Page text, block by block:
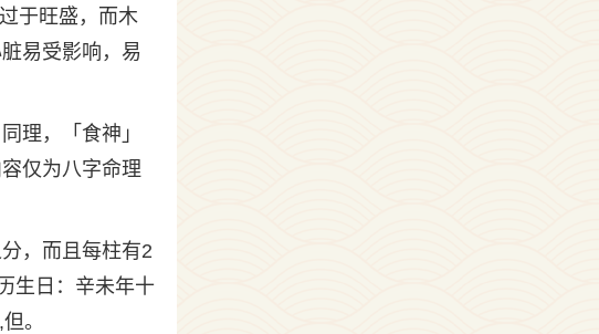
于旺盛，而木
易受影响，易
理，「食神」
仅为八字命理
，而且每柱有2
生日：辛未年十
。